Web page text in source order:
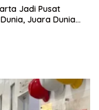
Jadi Pusat
Juara Dunia